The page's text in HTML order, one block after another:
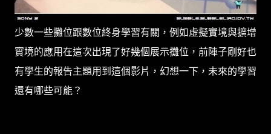
少數一些攤位跟數位終身學習有關，例如虛擬實境與擴增
實境的應用在這次出現了好幾個展示攤位，前陣子剛好也
有學生的報告主題用到這個影片，幻想一下，未來的學習
還有哪些可能？